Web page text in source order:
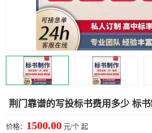
荆门靠谱的写投标书费用多少 标
价格： 1500.00 元/个 起